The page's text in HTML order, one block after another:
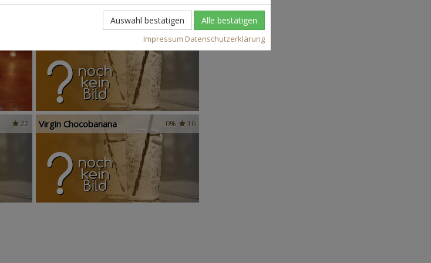
37
Scandinavian Sunshine
22 16
0%
Virgin Chocobanana
Auswahl bestätigen Alle bestätigen
Impressum Datenschutzerklärung